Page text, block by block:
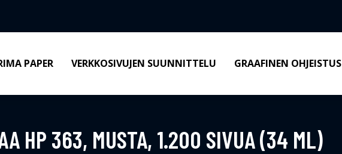
PAPER VERKKOSIVUJEN SUUNNITTELU GRAAFINEN OHJEISTUS
HP 363, MUSTA, 1.200 SIVUA (34 ML)